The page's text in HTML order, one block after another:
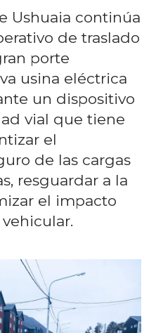
Ushuaia continúa
de traslado
porte
usina eléctrica
un dispositivo
vial que tiene
el
de las cargas
resguardar a la
el impacto